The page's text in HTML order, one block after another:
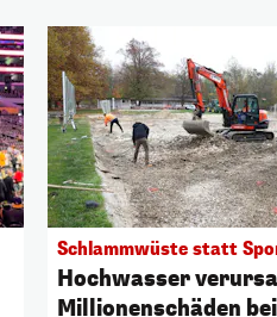
Schlammwüste statt
Hochwasser
Millionenschäden bei